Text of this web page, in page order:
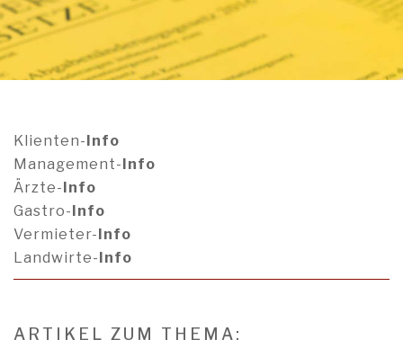
Klienten-Info
Management-Info
Ärzte-Info
Gastro-Info
Vermieter-Info
Landwirte-Info
ARTIKEL ZUM THEMA: